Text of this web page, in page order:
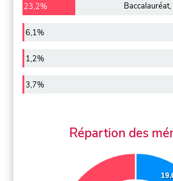
23,2%
6,1%
1,2%
3,7%
Répartion des